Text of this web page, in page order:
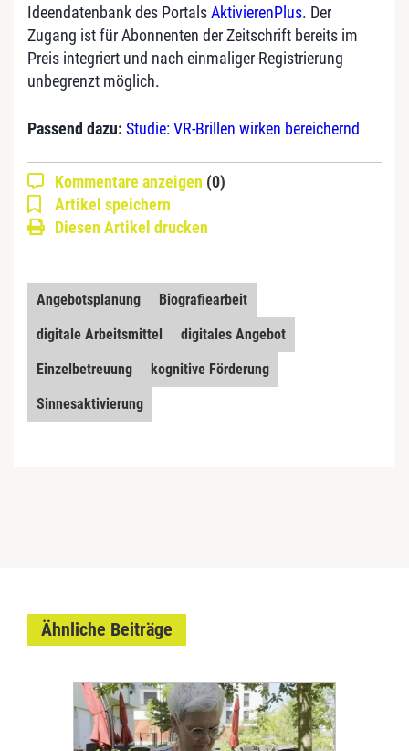
Ideendatenbank des PortalsAktivierenPlus. Der
Zugang ist für Abonnenten der Zeitschrift bereits im
Preis integriert und nach einmaliger Registrierung
unbegrenzt möglich.
Passend dazu: Studie: VR-Brillen wirken bereichernd
Kommentare anzeigen (0)
Artikel speichern
Diesen Artikel drucken
Angebotsplanung
Biografiearbeit
digitale Arbeitsmittel
digitales Angebot
Einzelbetreuung
kognitive Förderung
Sinnesaktivierung
Ähnliche Beiträge